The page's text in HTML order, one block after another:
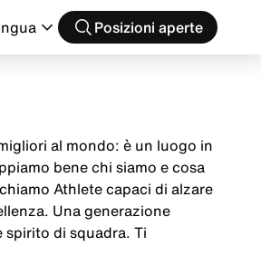
Posizioni aperte
al mondo: è un luogo in
bene chi siamo e cosa
Athlete capaci di alzare
Una generazione
spirito di squadra. Ti